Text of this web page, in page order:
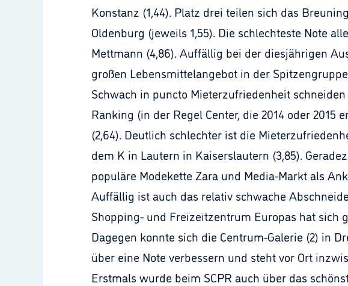
Konstanz (1,44). Platz drei teilen sich das
Oldenburg (jeweils 1,55). Die schlechteste Note
Mettmann (4,86). Auffällig bei der diesjährigen
großen Lebensmittelangebot in der
Schwach in puncto Mieterzufriedenheit
Ranking (in der Regel Center, die 2014 oder
(2,64). Deutlich schlechter ist die
dem K in Lautern in Kaiserslautern (3,85).
populäre Modekette Zara und Media-Markt als
Auffällig ist auch das relativ schwache
Shopping- und Freizeitzentrum Europas hat sich
Dagegen konnte sich die Centrum-Galerie (2) in
über eine Note verbessern und steht vor Ort
Erstmals wurde beim SCPR auch über das